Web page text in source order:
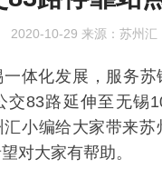
2020-10-29 来源：苏州汇
体化发展，服务苏
交83路延伸至无锡
小编给大家带来苏
对大家有帮助。